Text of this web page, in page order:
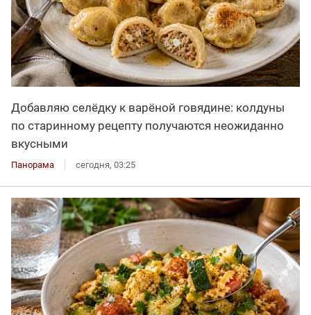
Добавляю селёдку к варёной говядине: колдуны
по старинному рецепту получаются неожиданно
вкусными
Панорама сегодня, 03:25